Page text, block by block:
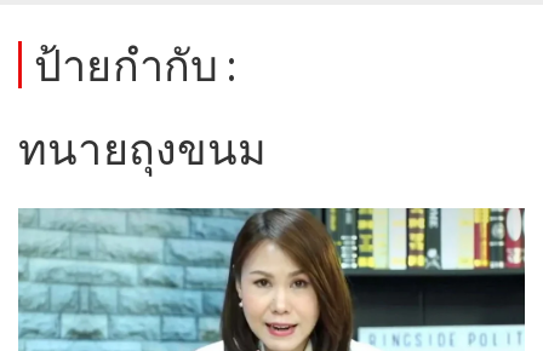
ป้ายกำกับ :
ทนายถุงขนม